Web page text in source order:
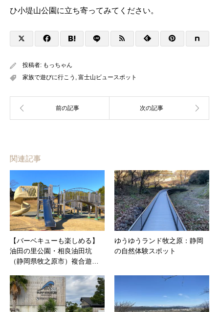
ひ小堤山公園に立ち寄ってみてください。
投稿者: もっちゃん
家族で遊びに行こう
富士山ビュースポット
関連記事
【バーベキューも楽しめる】
油田の里公園・相良油田坑
（静岡県牧之原市）複合遊…
ゆうゆうランド牧之原：静岡
の自然体験スポット